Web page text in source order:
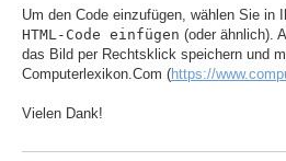
Um den Code einzufügen, wählen Sie in
HTML-Code einfügen (oder ähnlich).
das Bild per Rechtsklick speichern und
Computerlexikon.Com (https://
Vielen Dank!